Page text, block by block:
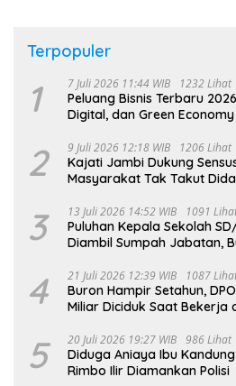
Terpopuler
1 7 Juli 2026 11:44 WIB 1232 Lihat
Peluang Bisnis Terbaru
Digital, dan Green
2 9 Juli 2026 12:18 WIB 1206 Lihat
Kajati Jambi Dukung
Masyarakat Tak Takut
3 13 Juli 2026 14:52 WIB 1091
Puluhan Kepala Sekolah
Diambil Sumpah Jabatan,
4 21 Juli 2026 12:39 WIB 1087
Buron Hampir Setahun,
Miliar Diciduk Saat Bekerja
5 20 Juli 2026 19:27 WIB 986 Lihat
Diduga Aniaya Ibu
Rimbo Ilir Diamankan Polisi